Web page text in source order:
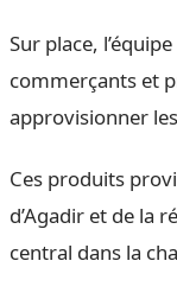
Sur place,
commerçants et
approvisionner
Ces produits
d’Agadir et de la
central dans la